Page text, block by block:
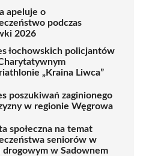
apeluje o
podczas
2026
łochowskich policjantów
„Kraina Liwca”
poszukiwań zaginionego
w regionie Węgrowa
społeczna na temat
seniorów w
drogowym w Sadownem